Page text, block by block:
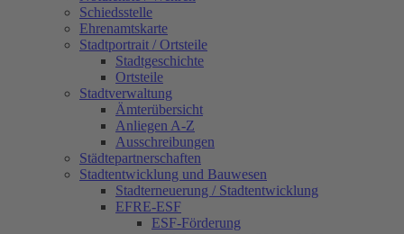
Schiedsstelle
Ehrenamtskarte
Stadtportrait / Ortsteile
Stadtgeschichte
Ortsteile
Stadtverwaltung
Ämterübersicht
Anliegen A-Z
Ausschreibungen
Städtepartnerschaften
Stadtentwicklung und Bauwesen
Stadterneuerung / Stadtentwicklung
EFRE-ESF
ESF-Förderung